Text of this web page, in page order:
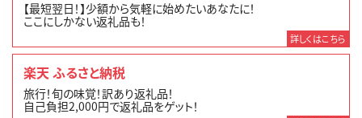
【最短翌日！】少額から気軽に始めたいあなたに！
ここにしかない返礼品も！
詳しくはこちら
楽天 ふるさと納税
旅行！旬の味覚！訳あり返礼品！
自己負担2,000円で返礼品をゲット！